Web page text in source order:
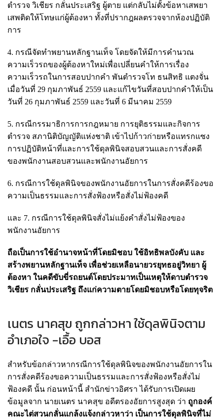
ตำรวจ วิเชียร กลั่นประเสริฐ ผู้ตาย แต่กลับไม่ตั้งข้อหาเสพยา
เสพติดให้โทษแก่ผู้ต้องหา ทั้งที่ปรากฎผลตรวจจากห้องปฏิบัติ
การ
4. กรณีจัดทำพยานหลักฐานเท็จ โดยจัดให้มีการคำนวณ
ความเร็วรถของผู้ต้องหาใหม่เพื่อเปลี่ยนคำให้การเรื่อง
ความเร็วรถในการสอบปากคำ พันตำรวจโท ธนสิทธิ แตงจั่น
เมื่อวันที่ 29 กุมภาพันธ์ 2559 และแก้ไขวันที่สอบปากคำให้เป็น
วันที่ 26 กุมภาพันธ์ 2559 และวันที่ 6 มีนาคม 2559
5. กรณีกรรมาธิการการกฎหมาย การยุติธรรมและกิจการ
ตำรวจ สภานิติบัญญัติแห่งชาติ เข้าไปก้าวก่ายหรือแทรกแซง
การปฏิบัติหน้าที่และการใช้ดุลพินิจสอบสวนและการสั่งคดี
ของพนักงานสอบสวนและพนักงานอัยการ
6. กรณีการใช้ดุลพินิจของพนักงานอัยการในการสั่งคดีร้องขอ
ความเป็นธรรมและการสั่งฟ้องหรือสั่งไม่ฟ้องคดี
และ 7. กรณีการใช้ดุลพินิจสั่งไม่แย้งคำสั่งไม่ฟ้องของ
พนักงานอัยการ
ถือเป็นการใช้อำนาจหน้าที่โดยมิชอบ ใช้อิทธิพลบังคับ และ
สร้างพยานหลักฐานเท็จ เพื่อช่วยเหลือนายวรยุทธอยู่วิทยา ผู้
ต้องหา ในคดีขับขี่รถยนต์โดยประมาทเป็นเหตุให้ดาบตำรวจ
วิเชียร กลั่นประเสริฐ ถึงแก่ความตายโดยมิชอบหรือโดยทุจริต
เนตร นาคสุข ถูกกล่าวหา ใช้ดุลพินิจตาม
อำเภอใจ -เอื้อ บอส
สำหรับข้อกล่าวหากรณีการใช้ดุลพินิจของพนักงานอัยการใน
การสั่งคดีร้องขอความเป็นธรรมและการสั่งฟ้องหรือสั่งไม่
ฟ้องคดี นั้น ก่อนหน้านี้ สำนักข่าวอิศรา ได้รับการเปิดเผย
ข้อมูลจาก นายเนตร นาคสุข อดีตรองอัยการสูงสุด ว่า ถูกองค์
คณะไต่สวนกลั่นแกล้งแจ้งกล่าวหาว่า เป็นการใช้ดุลพินิจที่ไม่